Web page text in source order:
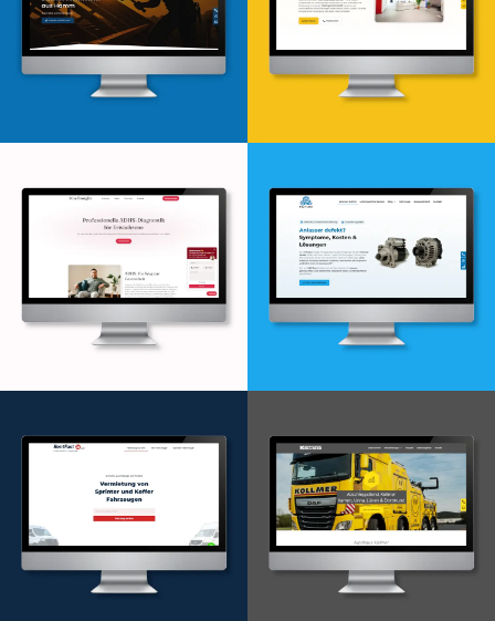
Webdesign & -entwicklung Webdesign & -entwicklung
Webdesign & -entwicklung Webdesign & -entwicklung